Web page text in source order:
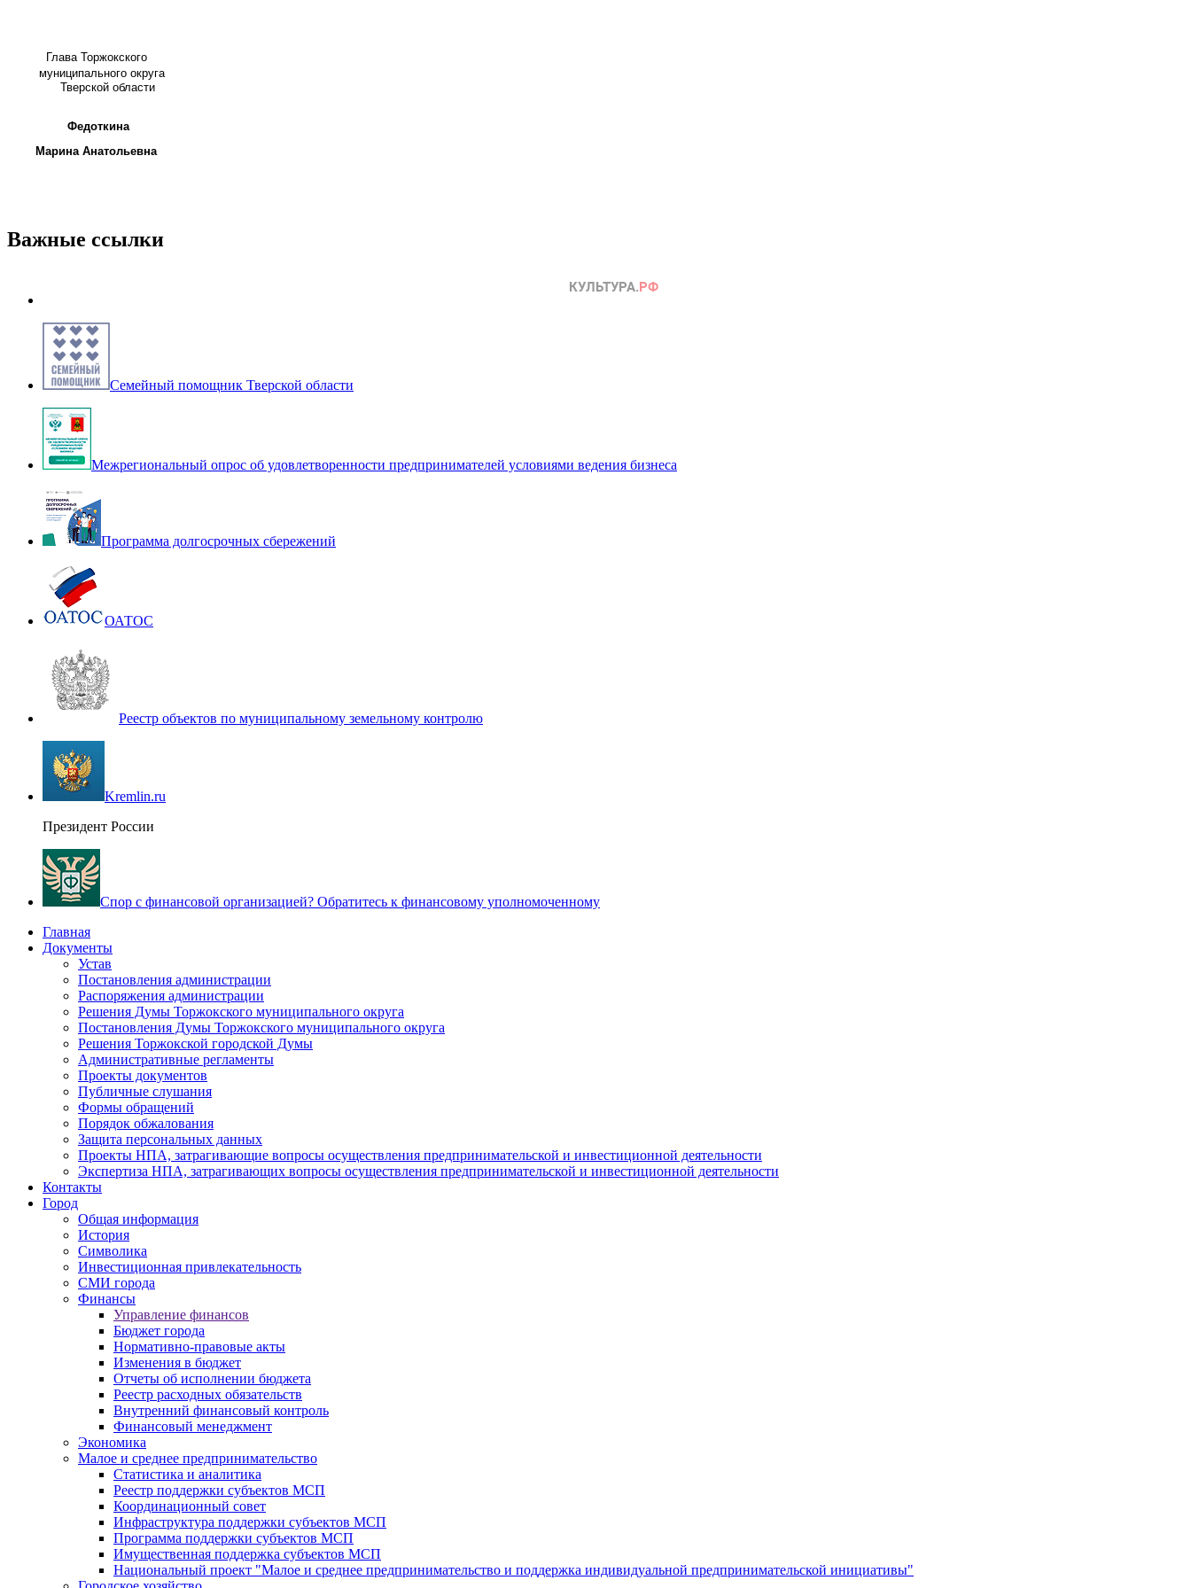
Глава Торжокского
муниципального округа
Тверской области
Федоткина
Марина Анатольевна
Важные ссылки
Семейный помощник Тверской области
Межрегиональный опрос об удовлетворенности предпринимателей условиями ведения бизнеса
Программа долгосрочных сбережений
ОАТОС
Реестр объектов по муниципальному земельному контролю
Kremlin.ru
Президент России
Спор с финансовой организацией? Обратитесь к финансовому уполномоченному
Главная
Документы
Устав
Постановления администрации
Распоряжения администрации
Решения Думы Торжокского муниципального округа
Постановления Думы Торжокского муниципального округа
Решения Торжокской городской Думы
Административные регламенты
Проекты документов
Публичные слушания
Формы обращений
Порядок обжалования
Защита персональных данных
Проекты НПА, затрагивающие вопросы осуществления предпринимательской и инвестиционной деятельности
Экспертиза НПА, затрагивающих вопросы осуществления предпринимательской и инвестиционной деятельности
Контакты
Город
Общая информация
История
Символика
Инвестиционная привлекательность
СМИ города
Финансы
Управление финансов
Бюджет города
Нормативно-правовые акты
Изменения в бюджет
Отчеты об исполнении бюджета
Реестр расходных обязательств
Внутренний финансовый контроль
Финансовый менеджмент
Экономика
Малое и среднее предпринимательство
Статистика и аналитика
Реестр поддержки субъектов МСП
Координационный совет
Инфраструктура поддержки субъектов МСП
Программа поддержки субъектов МСП
Имущественная поддержка субъектов МСП
Национальный проект "Малое и среднее предпринимательство и поддержка индивидуальной предпринимательской инициативы"